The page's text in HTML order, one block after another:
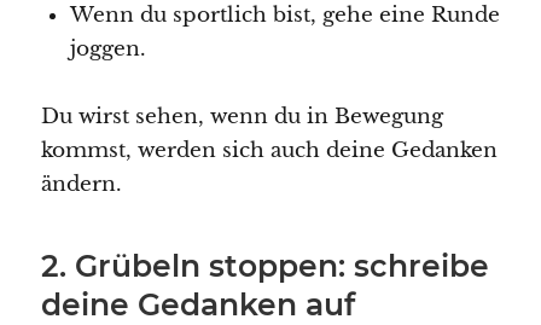
Wenn du sportlich bist, gehe eine Runde
joggen.
Du wirst sehen, wenn du in Bewegung
kommst, werden sich auch deine Gedanken
ändern.
2. Grübeln stoppen: schreibe
deine Gedanken auf